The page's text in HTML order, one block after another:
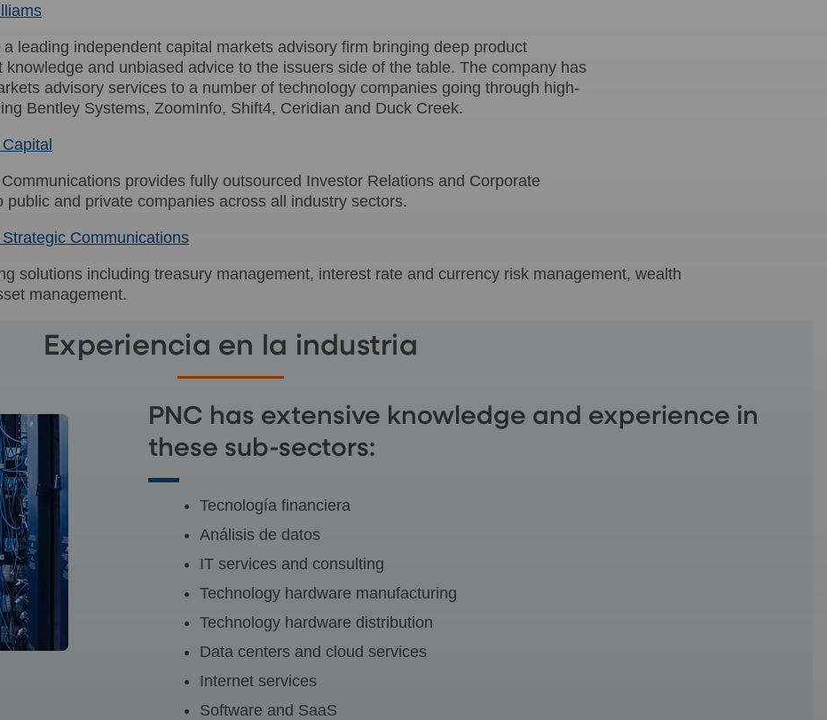
leading independent capital markets advisory firm bringing deep product
knowledge and unbiased advice to the issuers side of the table. The company has
advisory services to a number of technology companies going through high-
Bentley Systems, ZoomInfo, Shift4, Ceridian and Duck Creek.
provides fully outsourced Investor Relations and Corporate
public and private companies across all industry sectors.
Communications
solutions including treasury management, interest rate and currency risk management, wealth
management.
Experiencia en la industria
PNC has extensive knowledge and experience in
these sub-sectors:
Tecnología financiera
Análisis de datos
IT services and consulting
Technology hardware manufacturing
Technology hardware distribution
Data centers and cloud services
Internet services
Software and SaaS